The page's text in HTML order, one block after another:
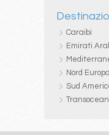
Caraibi
Emirati
Nord Europa
Sud